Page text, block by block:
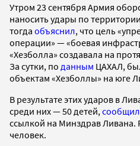
Утром 23 сентября Армия
наносить удары по
тогда объяснил, что цель
операции» — «боевая
«Хезболла» создавала на
За сутки, по данным ЦАХАЛ,
объектам «Хезболлы» на юге
В результате этих ударов в
среди них — 50 детей,
ссылкой на Минздрав Ливана.
человек.